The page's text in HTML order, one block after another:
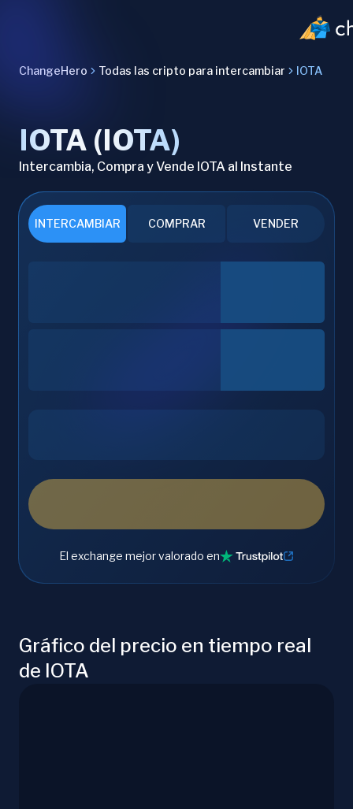
ChangeHero Todas las cripto para intercambiar IOTA
IOTA (IOTA)
Intercambia, Compra y Vende IOTA al Instante
INTERCAMBIAR COMPRAR VENDER
El exchange mejor valorado en
Gráfico del precio en tiempo real
de IOTA